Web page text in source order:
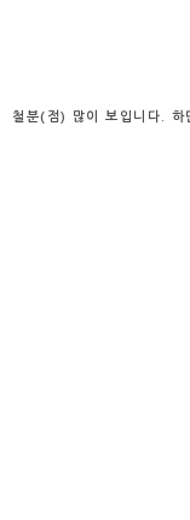
철분(점) 많이 보입니다. 하